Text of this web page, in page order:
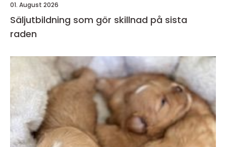
01. August 2026
Säljutbildning som gör skillnad på sista
raden